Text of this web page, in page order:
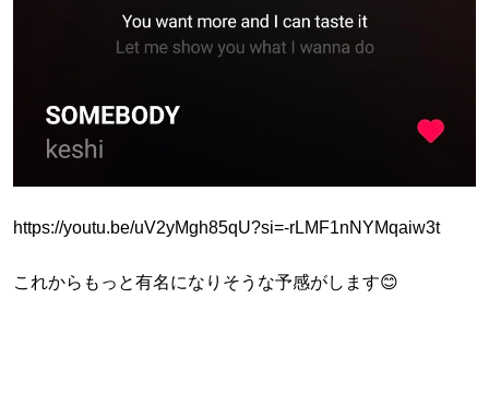
https://youtu.be/uV2yMgh85qU?si=-rLMF1nNYMqaiw3t
これからもっと有名になりそうな予感がします😊